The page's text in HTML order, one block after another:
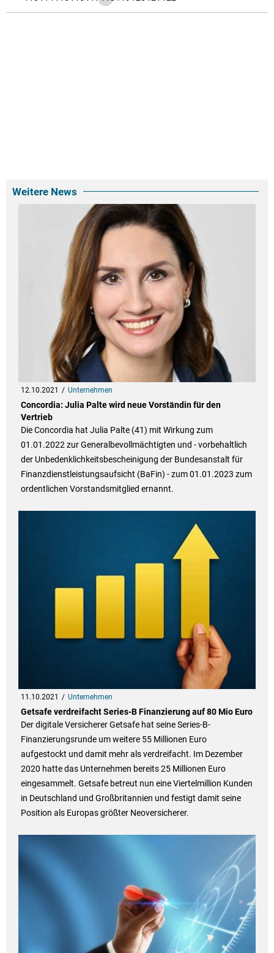
Weitere News
12.10.2021 Unternehmen
Concordia: Julia Palte wird neue Vorständin für den
Vertrieb
Die Concordia hat Julia Palte (41) mit Wirkung zum
01.01.2022 zur Generalbevollmächtigten und - vorbehaltlich
der Unbedenklichkeitsbescheinigung der Bundesanstalt für
Finanzdienstleistungsaufsicht (BaFin) - zum 01.01.2023 zum
ordentlichen Vorstandsmitglied ernannt.
11.10.2021 Unternehmen
Getsafe verdreifacht Series-B Finanzierung auf 80 Mio Euro
Der digitale Versicherer Getsafe hat seine Series-B-
Finanzierungsrunde um weitere 55 Millionen Euro
aufgestockt und damit mehr als verdreifacht. Im Dezember
2020 hatte das Unternehmen bereits 25 Millionen Euro
eingesammelt. Getsafe betreut nun eine Viertelmillion Kunden
in Deutschland und Großbritannien und festigt damit seine
Position als Europas größter Neoversicherer.